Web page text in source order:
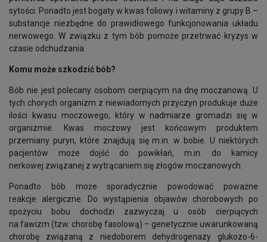
sytości. Ponadto jest bogaty w kwas foliowy i witaminy z grupy B –
substancje niezbędne do prawidłowego funkcjonowania układu
nerwowego. W związku z tym bób pomoże przetrwać kryzys w
czasie odchudzania.
Komu może szkodzić bób?
Bób nie jest polecany osobom cierpiącym na dnę moczanową. U
tych chorych organizm z niewiadomych przyczyn produkuje duże
ilości kwasu moczowego, który w nadmiarze gromadzi się w
organizmie. Kwas moczowy jest końcowym produktem
przemiany puryn, które znajdują się m.in. w bobie. U niektórych
pacjentów może dojść do powikłań, m.in. do kamicy
nerkowej związanej z wytrącaniem się złogów moczanowych.
Ponadto bób może sporadycznie powodować poważne
reakcje alergiczne. Do wystąpienia objawów chorobowych po
spożyciu bobu dochodzi zazwyczaj u osób cierpiących
na fawizm (tzw. chorobę fasolową) – genetycznie uwarunkowaną
chorobę związaną z niedoborem dehydrogenazy glukozo-6-